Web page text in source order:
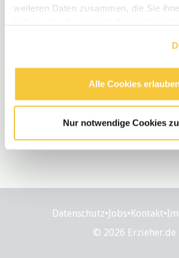
weiteren Daten zusammen, die Sie
Alle Cookies
Nur notwendige Cookies
Datenschutz•Jobs•Kontakt•
© 2026 Erzieher.de